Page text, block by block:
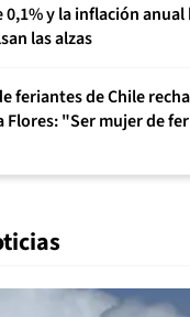
0,1% y la inflación anual
las alzas
feriantes de Chile
Flores: "Ser mujer de